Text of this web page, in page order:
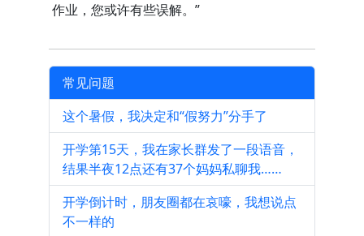
作业，您或许有些误解。”
常见问题
这个暑假，我决定和“假努力”分手了
开学第15天，我在家长群发了一段语音，
结果半夜12点还有37个妈妈私聊我……
开学倒计时，朋友圈都在哀嚎，我想说点
不一样的